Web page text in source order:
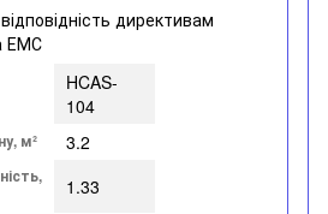
директивам
ЕМС
HCAS-
104
м² 3.2
1.33